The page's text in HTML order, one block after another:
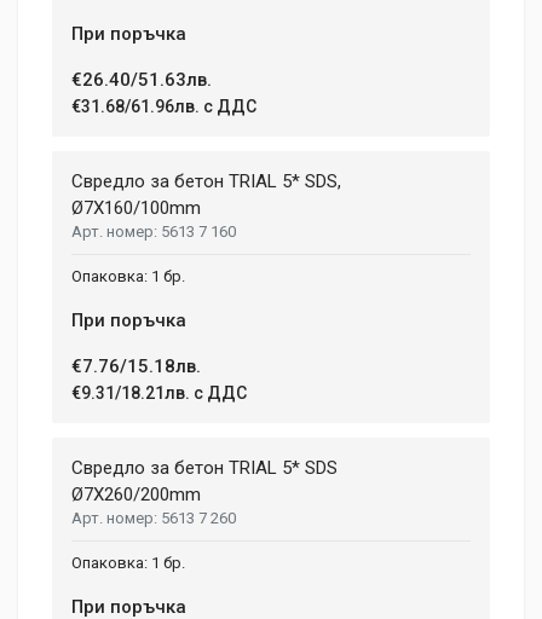
При поръчка
€26.40/51.63лв.
€31.68/61.96лв. с ДДС
Свредло за бетон TRIAL 5* SDS,
Ø7X160/100mm
5613 7 160
1 бр.
При поръчка
€7.76/15.18лв.
€9.31/18.21лв. с ДДС
Свредло за бетон TRIAL 5* SDS
Ø7X260/200mm
5613 7 260
1 бр.
При поръчка